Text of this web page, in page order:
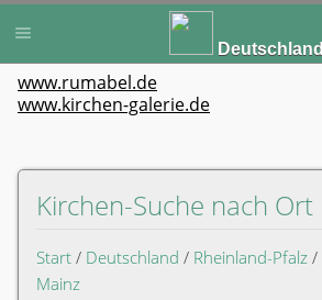
Deutschland
www.rumabel.de
www.kirchen-galerie.de
Kirchen-Suche nach Ort
Start / Deutschland / Rheinland-Pfalz /
Mainz